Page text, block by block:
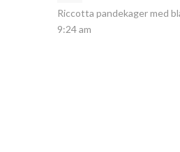
Riccotta pandekager med
9:24 am